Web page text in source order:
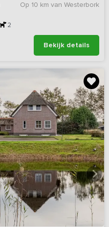
Op 10 km van Westerbork
2
Bekijk details